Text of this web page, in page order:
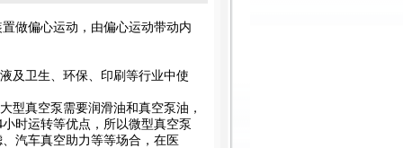
做偏心运动，由偏心运动带动内
及卫生、环保、印刷等行业中使
型真空泵需要润滑油和真空泵油，
时运转等优点，所以微型真空泵
汽车真空助力等等场合，在医